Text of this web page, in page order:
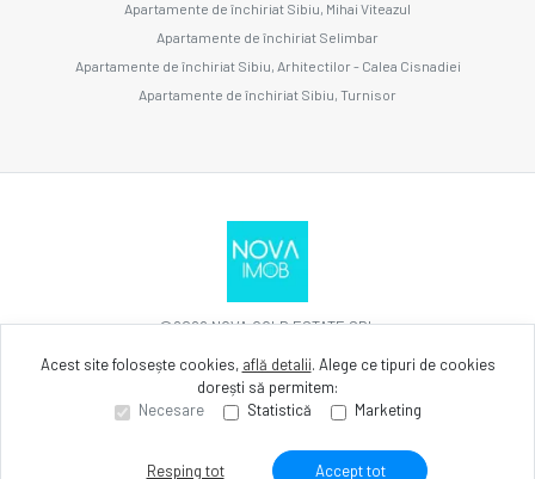
Apartamente de închiriat Sibiu, Mihai Viteazul
Apartamente de închiriat Selimbar
Apartamente de închiriat Sibiu, Arhitectilor - Calea Cisnadiei
Apartamente de închiriat Sibiu, Turnisor
©2026NOVA GOLD ESTATE SRL
Site creat în
Acest site folosește cookies, află detalii. Alege ce tipuri de cookies
dorești să permitem:
Necesare
Statistică Marketing
Resping tot Accept tot